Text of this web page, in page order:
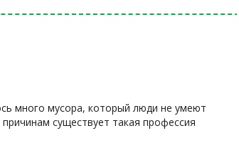
много мусора, который люди не умеют
существует такая профессия